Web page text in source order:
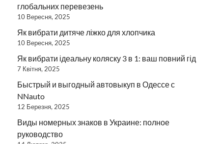
глобальних перевезень
10 Вересня, 2025
Як вибрати дитяче ліжко для хлопчика
10 Вересня, 2025
Як вибрати ідеальну коляску 3 в 1: ваш повний гід
7 Квітня, 2025
Быстрый и выгодный автовыкуп в Одессе с
NNauto
12 Березня, 2025
Виды номерных знаков в Украине: полное
руководство